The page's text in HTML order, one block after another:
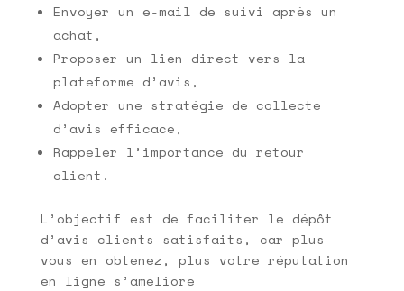
Envoyer un e-mail de suivi après un
achat,
Proposer un lien direct vers la
plateforme d’avis,
Adopter une stratégie de collecte
d’avis efficace,
Rappeler l’importance du retour
client.
L’objectif est de faciliter le dépôt
d’avis clients satisfaits, car plus
vous en obtenez, plus votre réputation
en ligne s’améliore